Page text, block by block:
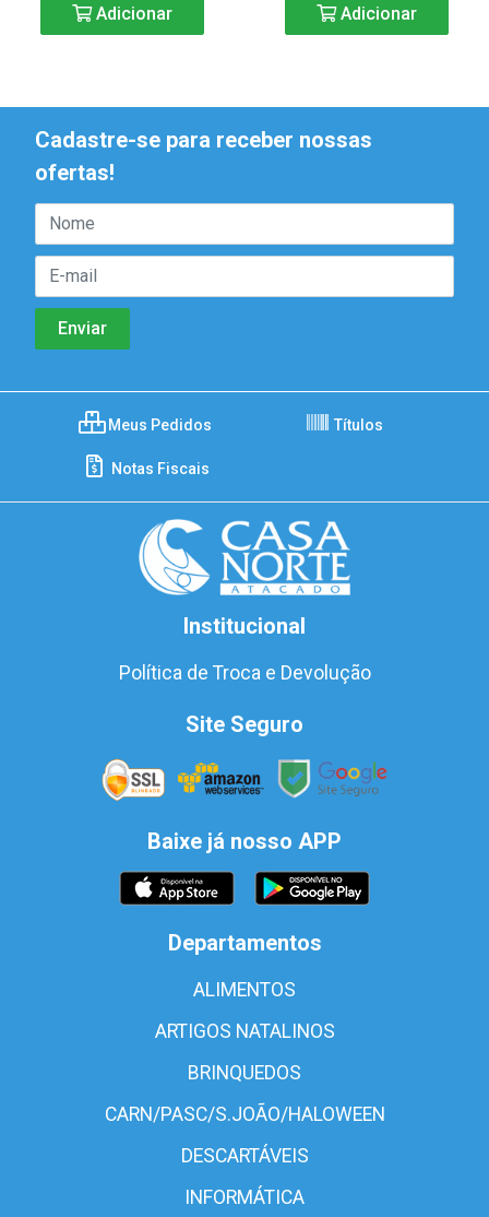
Adicionar Adicionar
Cadastre-se para receber nossas
ofertas!
Meus Pedidos Títulos
Notas Fiscais
Institucional
Política de Troca e Devolução
Site Seguro
Baixe já nosso APP
Departamentos
ALIMENTOS
ARTIGOS NATALINOS
BRINQUEDOS
CARN/PASC/S.JOÃO/HALOWEEN
DESCARTÁVEIS
INFORMÁTICA